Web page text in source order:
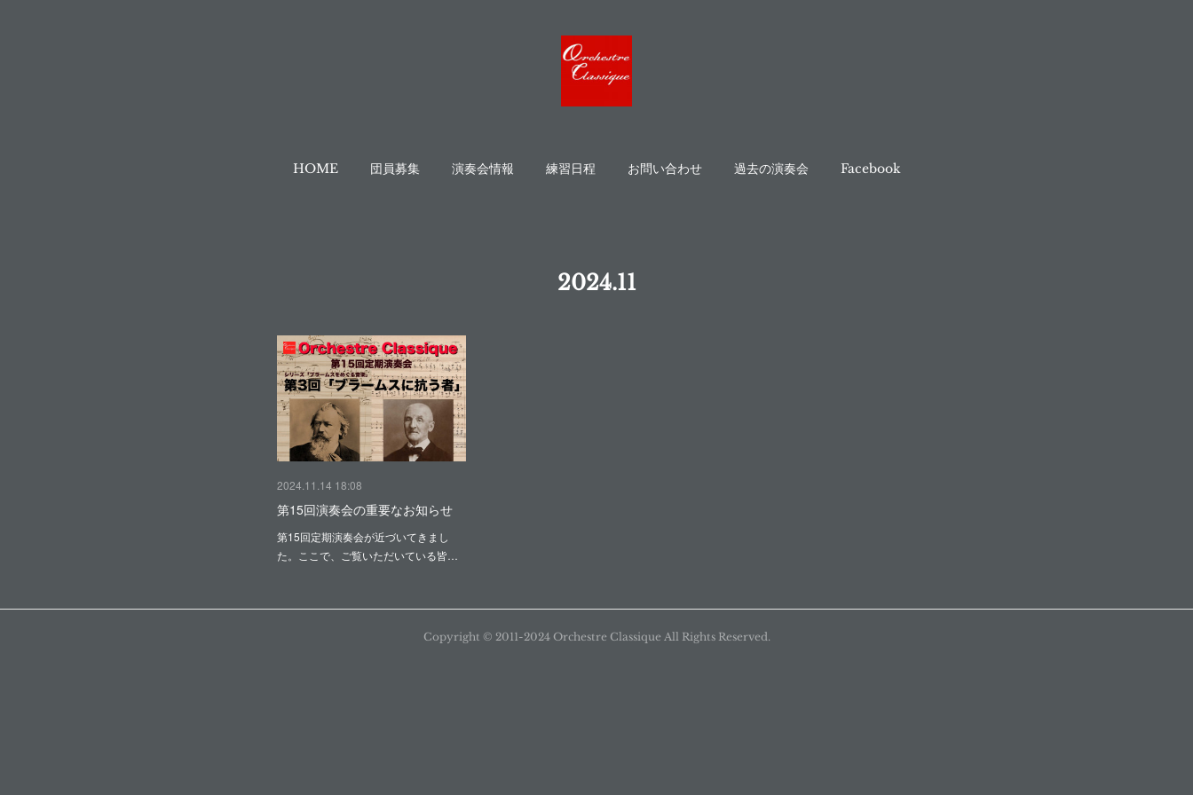
HOME 団員募集 演奏会情報 練習日程 お問い合わせ 過去の演奏会 Facebook
2024.11
2024.11.14 18:08
第15回演奏会の重要なお知らせ
第15回定期演奏会が近づいてきまし
た。ここで、ご覧いただいている皆…
Copyright ©︎ 2011-2024 Orchestre Classique All Rights Reserved.